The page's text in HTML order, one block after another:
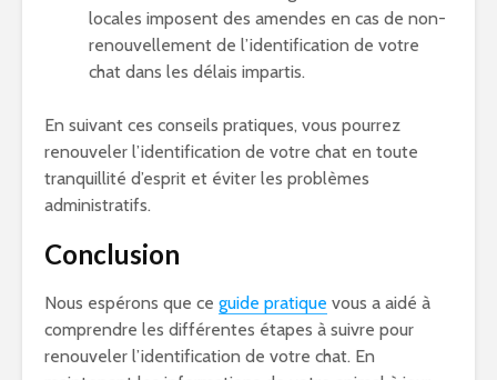
locales imposent des amendes en cas de non-
renouvellement de l’identification de votre
chat dans les délais impartis.
En suivant ces conseils pratiques, vous pourrez
renouveler l’identification de votre chat en toute
tranquillité d’esprit et éviter les problèmes
administratifs.
Conclusion
Nous espérons que ce guide pratique vous a aidé à
comprendre les différentes étapes à suivre pour
renouveler l’identification de votre chat. En